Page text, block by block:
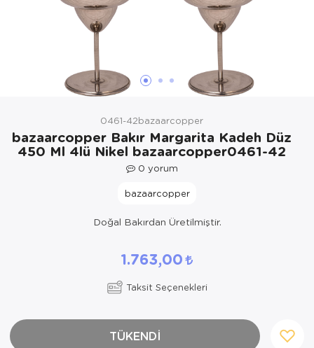
Kozmetik, Kişisel Bakım ve Sağlık
0461-42bazaarcopper
bazaarcopper Bakır Margarita Kadeh Düz
450 Ml 4lü Nikel bazaarcopper0461-42
0 yorum
bazaarcopper
Doğal Bakırdan Üretilmiştir.
1.763,00
Taksit Seçenekleri
TÜKENDİ